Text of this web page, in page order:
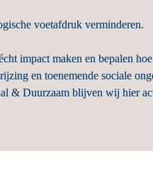
voetafdruk verminderen.
impact maken en bepalen
en toenemende sociale
& Duurzaam blijven wij hier